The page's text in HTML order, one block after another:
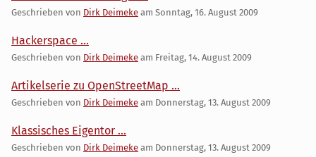
Geschrieben von Dirk Deimeke am Sonntag, 16. August 2009
Hackerspace ...
Geschrieben von Dirk Deimeke am Freitag, 14. August 2009
Artikelserie zu OpenStreetMap ...
Geschrieben von Dirk Deimeke am Donnerstag, 13. August 2009
Klassisches Eigentor ...
Geschrieben von Dirk Deimeke am Donnerstag, 13. August 2009